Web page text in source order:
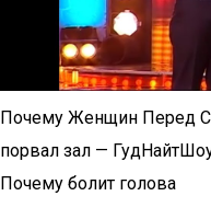
Почему Женщин Перед
порвал зал —
Почему болит голова